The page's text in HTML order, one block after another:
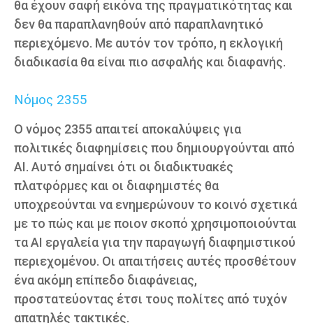
θα έχουν σαφή εικόνα της πραγματικότητας και
δεν θα παραπλανηθούν από παραπλανητικό
περιεχόμενο. Με αυτόν τον τρόπο, η εκλογική
διαδικασία θα είναι πιο ασφαλής και διαφανής.
Νόμος 2355
Ο νόμος 2355 απαιτεί αποκαλύψεις για
πολιτικές διαφημίσεις που δημιουργούνται από
AI. Αυτό σημαίνει ότι οι διαδικτυακές
πλατφόρμες και οι διαφημιστές θα
υποχρεούνται να ενημερώνουν το κοινό σχετικά
με το πώς και με ποιον σκοπό χρησιμοποιούνται
τα AI εργαλεία για την παραγωγή διαφημιστικού
περιεχομένου. Οι απαιτήσεις αυτές προσθέτουν
ένα ακόμη επίπεδο διαφάνειας,
προστατεύοντας έτσι τους πολίτες από τυχόν
απατηλές τακτικές.